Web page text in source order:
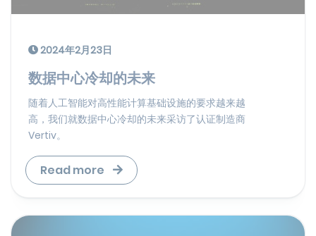
2024年2月23日
数据中心冷却的未来
随着人工智能对高性能计算基础设施的要求越来越
高，我们就数据中心冷却的未来采访了认证制造商
Vertiv。
Read more